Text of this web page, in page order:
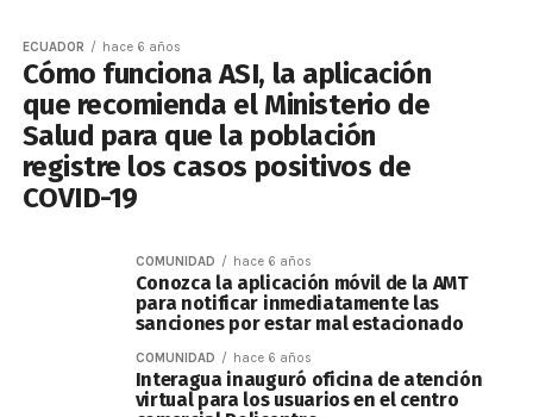
ECUADOR hace 6 años
Cómo funciona ASI, la aplicación
que recomienda el Ministerio de
Salud para que la población
registre los casos positivos de
COVID-19
COMUNIDAD hace 6 años
Conozca la aplicación móvil de la AMT
para notificar inmediatamente las
sanciones por estar mal estacionado
COMUNIDAD hace 6 años
Interagua inauguró oficina de atención
virtual para los usuarios en el centro